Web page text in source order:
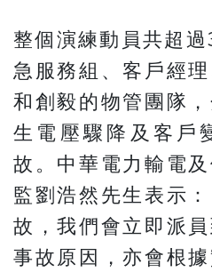
整個演練動員共超
急服務組、客戶經
和創毅的物管團隊
生電壓驟降及客戶
故。中華電力輸電
監劉浩然先生表示
故，我們會立即派
事故原因，亦會根